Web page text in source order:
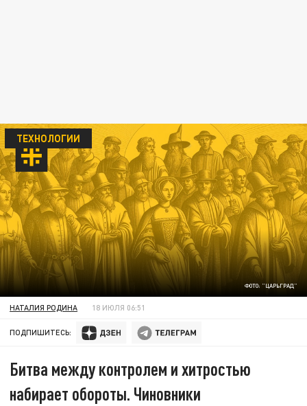
ФОТО: "ЦАРЬГРАД"
ТЕХНОЛОГИИ
НАТАЛИЯ РОДИНА 18 ИЮЛЯ 06:51
ПОДПИШИТЕСЬ:
Битва между контролем и хитростью
набирает обороты. Чиновники